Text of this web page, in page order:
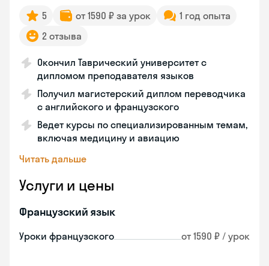
5 от 1590 ₽ за урок
1 год опыта
2 отзыва
Окончил Таврический университет с
дипломом преподавателя языков
Получил магистерский диплом переводчика
с английского и французского
Ведет курсы по специализированным темам,
включая медицину и авиацию
Читать дальше
Услуги и цены
Французский язык
Уроки французского от 1590 ₽ / урок